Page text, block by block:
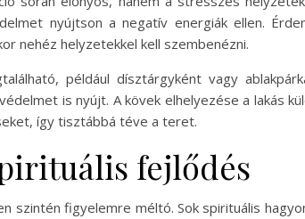
nyújtson a negatív energiák ellen.
nehéz helyzetekkel kell szembenézni.
például dísztárgyként vagy
is nyújt. A kövek elhelyezése a lakás
így tisztábbá téve a teret.
fejlődés
szintén figyelemre méltó. Sok spirituális